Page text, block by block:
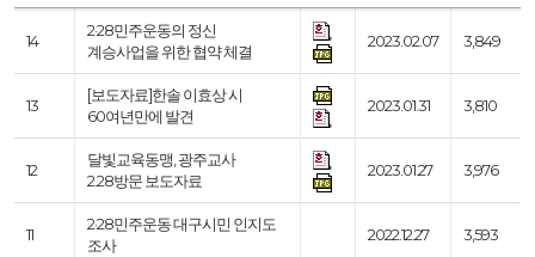
14
2·28민주운동의 정신
계승사업을 위한 협약 체결
2023.02.07 3,849
13
[보도자료]한솔 이효상 시
60여년만에 발견
2023.01.31 3,810
12
달빛교육동맹, 광주교사
2.28방문 보도자료
2023.01.27 3,976
11
2·28민주운동 대구시민 인지도
조사
2022.12.27 3,593